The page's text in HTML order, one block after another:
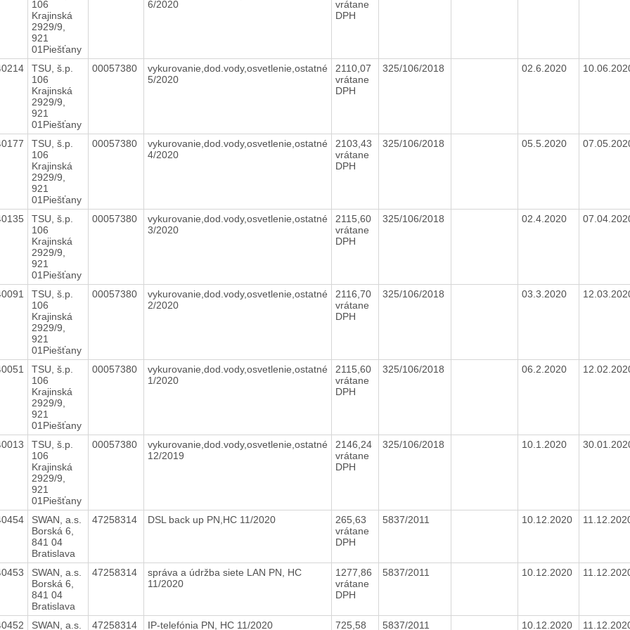
106
Krajinská
2929/9,
921
01Piešťany
6/2020
vrátane
DPH
TSU, š.p.
106
Krajinská
2929/9,
921
01Piešťany
00057380
vykurovanie,dod.vody,osvetlenie,ostatné
5/2020
2110,07
vrátane
DPH
325/106/2018 02.6.2020
TSU, š.p.
106
Krajinská
2929/9,
921
01Piešťany
00057380
vykurovanie,dod.vody,osvetlenie,ostatné
4/2020
2103,43
vrátane
DPH
325/106/2018 05.5.2020
TSU, š.p.
106
Krajinská
2929/9,
921
01Piešťany
00057380
vykurovanie,dod.vody,osvetlenie,ostatné
3/2020
2115,60
vrátane
DPH
325/106/2018 02.4.2020
TSU, š.p.
106
Krajinská
2929/9,
921
01Piešťany
00057380
vykurovanie,dod.vody,osvetlenie,ostatné
2/2020
2116,70
vrátane
DPH
325/106/2018 03.3.2020
TSU, š.p.
106
Krajinská
2929/9,
921
01Piešťany
00057380
vykurovanie,dod.vody,osvetlenie,ostatné
1/2020
2115,60
vrátane
DPH
325/106/2018 06.2.2020
TSU, š.p.
106
Krajinská
2929/9,
921
01Piešťany
00057380
vykurovanie,dod.vody,osvetlenie,ostatné
12/2019
2146,24
vrátane
DPH
325/106/2018 10.1.2020
SWAN, a.s.
Borská 6,
841 04
Bratislava
47258314 DSL back up PN,HC 11/2020
265,63
vrátane
DPH
5837/2011 10.12.2020
SWAN, a.s.
Borská 6,
841 04
Bratislava
47258314
správa a údržba siete LAN PN, HC
11/2020
1277,86
vrátane
DPH
5837/2011 10.12.2020
SWAN, a.s. 47258314 IP-telefónia PN, HC 11/2020 725,58 5837/2011 10.12.2020